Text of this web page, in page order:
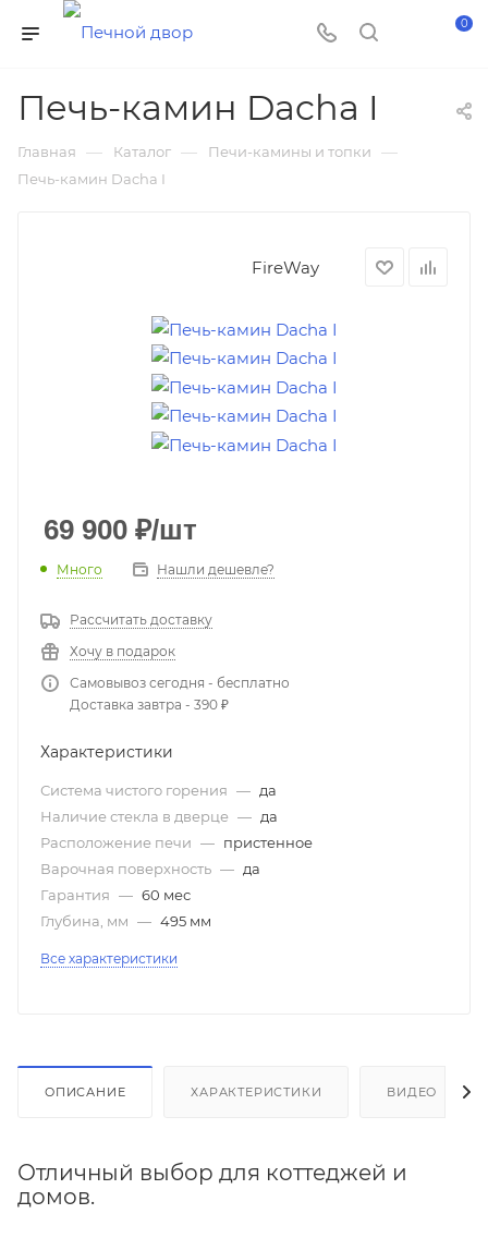
0
Печь-камин Dacha I
Главная — Каталог — Печи-камины и топки —
Печь-камин Dacha I
FireWay
69 900 ₽/шт
Много Нашли дешевле?
Рассчитать доставку
Хочу в подарок
Самовывоз сегодня - бесплатно
Доставка завтра - 390 ₽
Характеристики
Система чистого горения — да
Наличие стекла в дверце — да
Расположение печи — пристенное
Варочная поверхность — да
Гарантия — 60 мес
Глубина, мм — 495 мм
Все характеристики
ОПИСАНИЕ ХАРАКТЕРИСТИКИ ВИДЕО
Отличный выбор для коттеджей и
домов.